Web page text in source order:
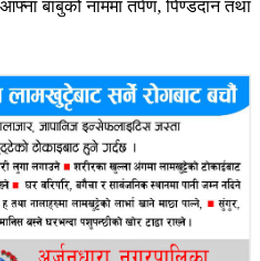
बाबुको नाममा तर्पण, पिण्डदान तथा